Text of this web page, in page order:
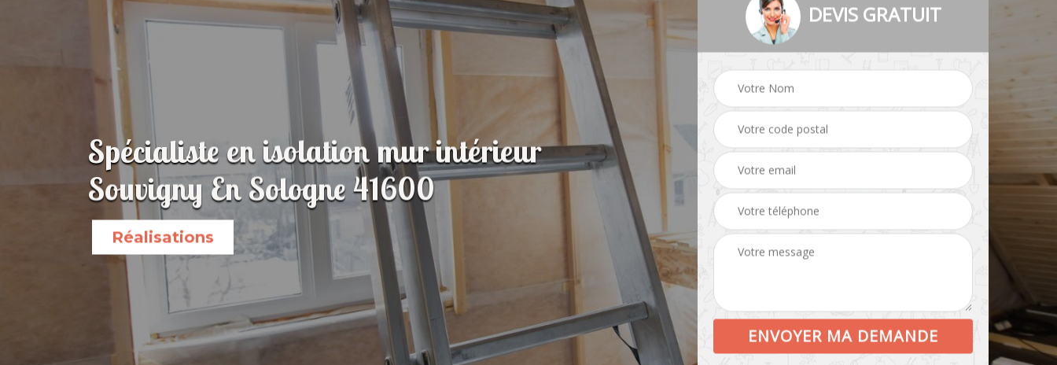
Spécialiste en isolation mur intérieur
Souvigny En Sologne 41600
Réalisations
DEVIS GRATUIT